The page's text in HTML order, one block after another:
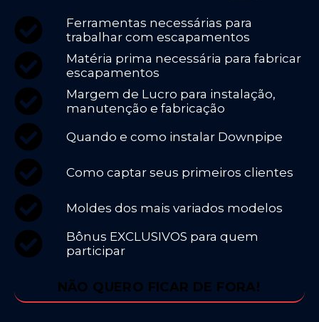
Ferramentas necessárias para
trabalhar com escapamentos
Matéria prima necessária para fabricar
escapamentos
Margem de Lucro para instalação,
manutenção e fabricação
Quando e como instalar Downpipe
Como captar seus primeiros clientes
Moldes dos mais variados modelos
Bônus EXCLUSIVOS para quem
participar​
NÃO QUERO FICAR DE FORA!